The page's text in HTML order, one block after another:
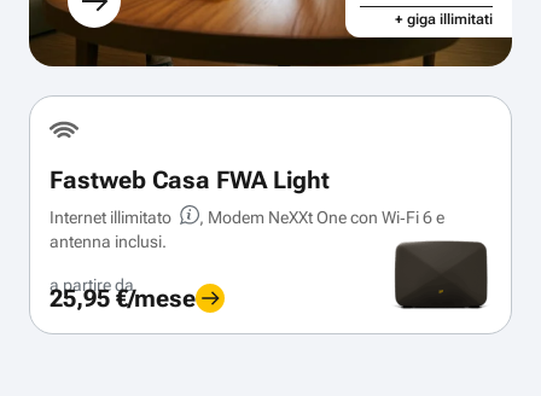
+ giga illimitati
Fastweb Casa FWA Light
Internet illimitato
, Modem NeXXt One con Wi‑Fi 6 e
antenna inclusi.
a partire da
25,95 €/mese